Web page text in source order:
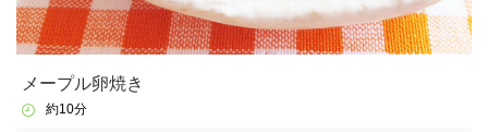
メープル卵焼き
約10分